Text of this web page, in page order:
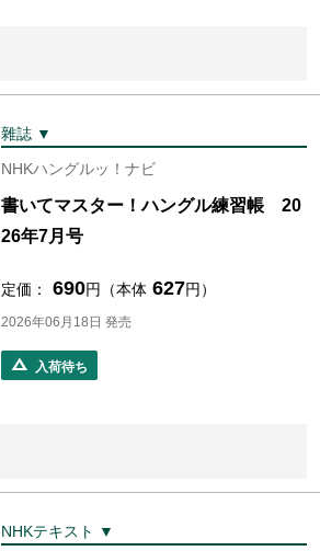
雜誌 ▼
NHKハングルッ！ナビ
書いてマスター！ハングル練習帳 20
26年7月号
定価： 690円（本体 627円）
2026年06月18日 発売
入荷待ち
NHKテキスト ▼